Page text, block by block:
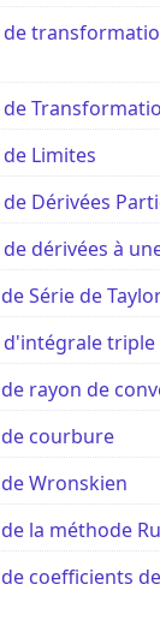
de
Limites
Dérivées
dérivées à
Série de
d'intégrale triple
rayon de
courbure
Wronskien
la méthode
coefficients